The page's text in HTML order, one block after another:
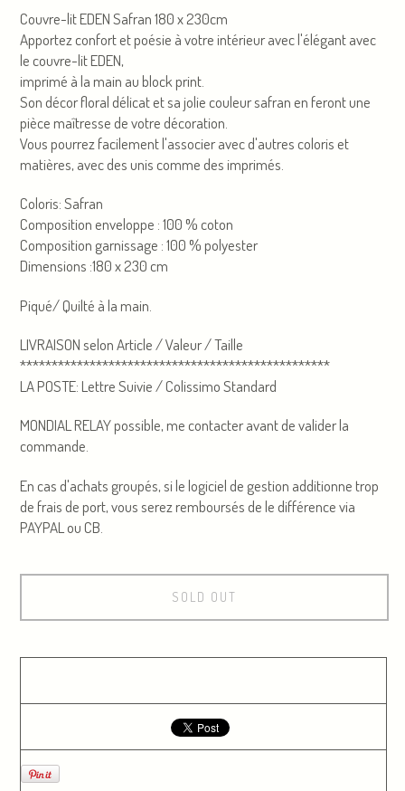
Couvre-lit EDEN Safran 180 x 230cm
Apportez confort et poésie à votre intérieur avec l'élégant avec
le couvre-lit EDEN,
imprimé à la main au block print.
Son décor floral délicat et sa jolie couleur safran en feront une
pièce maîtresse de votre décoration.
Vous pourrez facilement l'associer avec d'autres coloris et
matières, avec des unis comme des imprimés.
Coloris: Safran
Composition enveloppe : 100 % coton
Composition garnissage : 100 % polyester
Dimensions :180 x 230 cm
Piqué/ Quilté à la main.
LIVRAISON selon Article / Valeur / Taille
*************************************************
LA POSTE: Lettre Suivie / Colissimo Standard
MONDIAL RELAY possible, me contacter avant de valider la
commande.
En cas d'achats groupés, si le logiciel de gestion additionne trop
de frais de port, vous serez remboursés de le différence via
PAYPAL ou CB.
SOLD OUT